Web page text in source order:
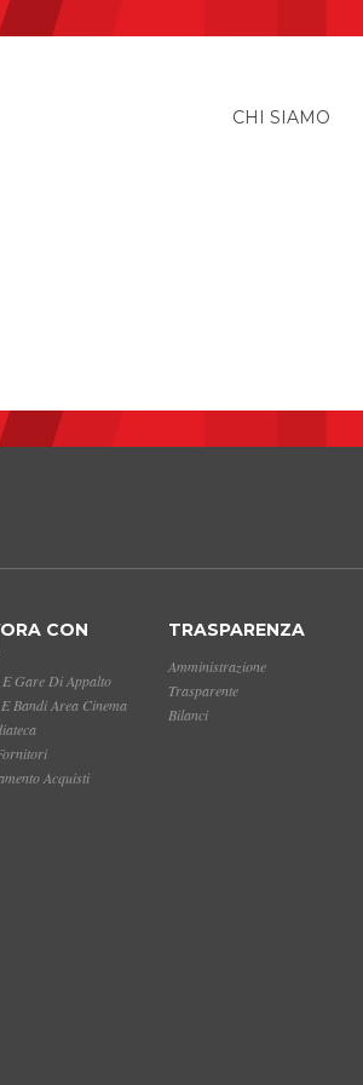
CHI SIAMO
CON
E Gare Di Appalto
Bandi Area Cinema
Acquisti
TRASPARENZA
Amministrazione
Trasparente
Bilanci